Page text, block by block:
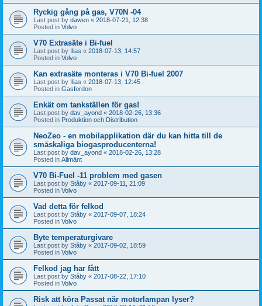
Ryckig gång på gas, V70N -04
Last post by dawen « 2018-07-21, 12:38
Posted in Volvo
V70 Extrasäte i Bi-fuel
Last post by Ilias « 2018-07-13, 14:57
Posted in Volvo
Kan extrasäte monteras i V70 Bi-fuel 2007
Last post by Ilias « 2018-07-13, 12:45
Posted in Gasfordon
Enkät om tankställen för gas!
Last post by dav_ayond « 2018-02-26, 13:36
Posted in Produktion och Distribution
NeoZeo - en mobilapplikation där du kan hitta till de
småskaliga biogasproducenterna!
Last post by dav_ayond « 2018-02-26, 13:28
Posted in Allmänt
V70 Bi-Fuel -11 problem med gasen
Last post by Ståby « 2017-09-11, 21:09
Posted in Volvo
Vad detta för felkod
Last post by Ståby « 2017-09-07, 18:24
Posted in Volvo
Byte temperaturgivare
Last post by Ståby « 2017-09-02, 18:59
Posted in Volvo
Felkod jag har fått
Last post by Ståby « 2017-08-22, 17:10
Posted in Volvo
Risk att köra Passat när motorlampan lyser?